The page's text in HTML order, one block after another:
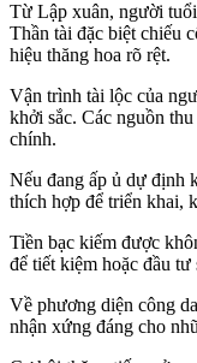
Từ Lập xuân, người
Thần tài đặc biệt chiếu
hiệu thăng hoa rõ rệt.
Vận trình tài lộc của
khởi sắc. Các nguồn
chính.
Nếu đang ấp ủ dự định
thích hợp để triển khai,
Tiền bạc kiếm được
để tiết kiệm hoặc đầu tư
Về phương diện công
nhận xứng đáng cho